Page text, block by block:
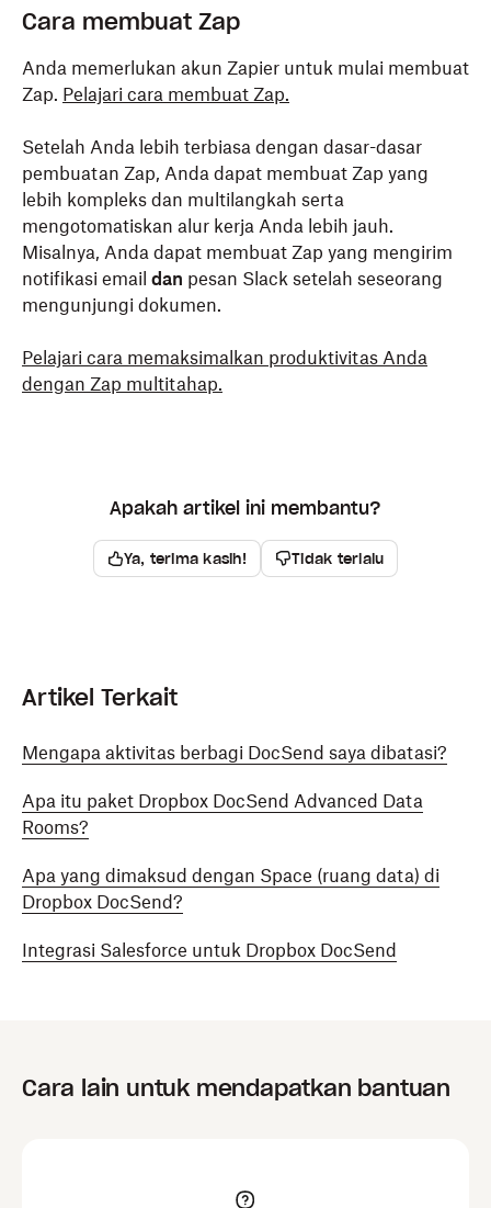
Cara membuat Zap
Anda memerlukan akun Zapier untuk mulai membuat
Zap. Pelajari cara membuat Zap.
Setelah Anda lebih terbiasa dengan dasar-dasar
pembuatan Zap, Anda dapat membuat Zap yang
lebih kompleks dan multilangkah serta
mengotomatiskan alur kerja Anda lebih jauh.
Misalnya, Anda dapat membuat Zap yang mengirim
notifikasi email dan pesan Slack setelah seseorang
mengunjungi dokumen.
Pelajari cara memaksimalkan produktivitas Anda
dengan Zap multitahap.
Apakah artikel ini membantu?
Ya, terima kasih! Tidak terlalu
Artikel Terkait
Mengapa aktivitas berbagi DocSend saya dibatasi?
Apa itu paket Dropbox DocSend Advanced Data
Rooms?
Apa yang dimaksud dengan Space (ruang data) di
Dropbox DocSend?
Integrasi Salesforce untuk Dropbox DocSend
Cara lain untuk mendapatkan bantuan